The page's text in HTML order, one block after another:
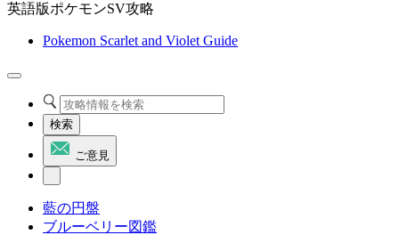
英語版ポケモンSV攻略
Pokemon Scarlet and Violet Guide
検索
ご意見
藍の円盤
ブルーベリー図鑑